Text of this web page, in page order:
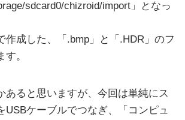
sdcard0/chizroid/import」となっ
作成した、「.bmp」と「.HDR」のフ
。
あると思いますが、今回は単純にス
USBケーブルでつなぎ、「コンピュ